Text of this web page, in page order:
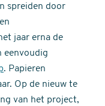
spreiden door
jaar erna de
eenvoudig
. Papieren
Op de nieuw te
van het project,